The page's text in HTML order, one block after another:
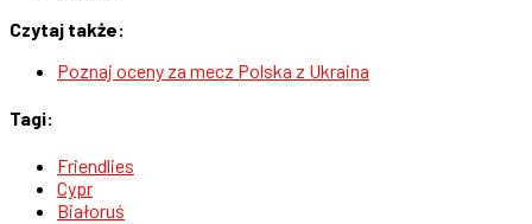
Czytaj także:
Poznaj oceny za mecz Polska z Ukraina
Tagi:
Friendlies
Cypr
Białoruś